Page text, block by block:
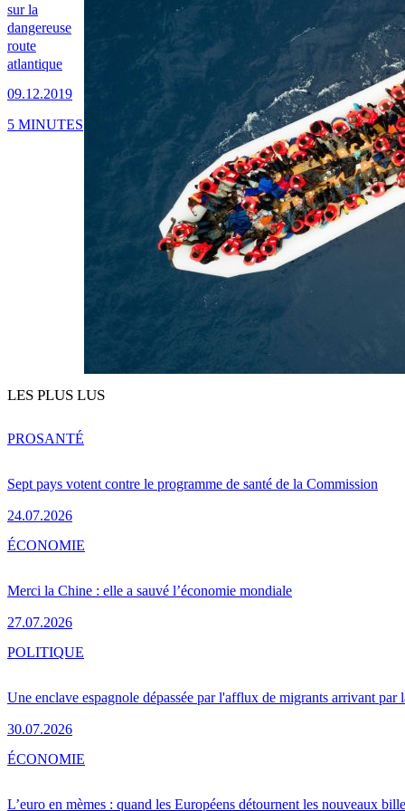
sur la
dangereuse
route
atlantique
09.12.2019
5 MINUTES
LES PLUS LUS
Sept pays votent contre le programme de santé de la Commission
24.07.2026
PROSANTÉ
Merci la Chine : elle a sauvé l’économie mondiale
27.07.2026
ÉCONOMIE
Une enclave espagnole dépassée par l'afflux de migrants arrivant par
30.07.2026
POLITIQUE
L’euro en mèmes : quand les Européens détournent les nouveaux
ÉCONOMIE